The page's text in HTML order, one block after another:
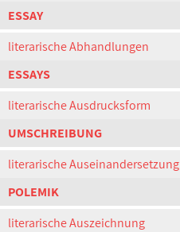
ESSAY
literarische Abhandlungen
ESSAYS
literarische Ausdrucksform
UMSCHREIBUNG
literarische Auseinandersetzung
POLEMIK
literarische Auszeichnung